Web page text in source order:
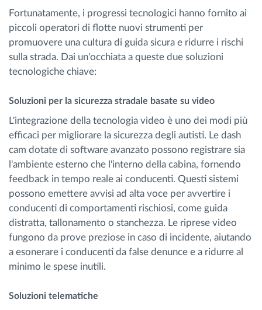
Fortunatamente, i progressi tecnologici hanno fornito ai
piccoli operatori di flotte nuovi strumenti per
promuovere una cultura di guida sicura e ridurre i rischi
sulla strada. Dai un'occhiata a queste due soluzioni
tecnologiche chiave:
Soluzioni per la sicurezza stradale basate su video
L'integrazione della tecnologia video è uno dei modi più
efficaci per migliorare la sicurezza degli autisti. Le dash
cam dotate di software avanzato possono registrare sia
l'ambiente esterno che l'interno della cabina, fornendo
feedback in tempo reale ai conducenti. Questi sistemi
possono emettere avvisi ad alta voce per avvertire i
conducenti di comportamenti rischiosi, come guida
distratta, tallonamento o stanchezza. Le riprese video
fungono da prove preziose in caso di incidente, aiutando
a esonerare i conducenti da false denunce e a ridurre al
minimo le spese inutili.
Soluzioni telematiche